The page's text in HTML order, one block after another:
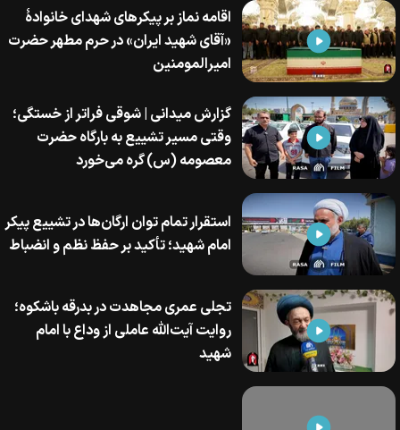
اقامه نماز بر پیکرهای شهدای خانوادۀ
«آقای شهید ایران» در حرم مطهر حضرت
امیرالمومنین
گزارش میدانی | شوقی فراتر از خستگی؛
وقتی مسیر تشییع به بارگاه حضرت
معصومه (س) گره می‌خورد
استقرار تمام توان ارگان‌ها در تشییع پیکر
امام شهید؛ تأکید بر حفظ نظم و انضباط
تجلی عمری مجاهدت در بدرقه باشکوه؛
روایت آیت‌الله عاملی از وداع با امام
شهید